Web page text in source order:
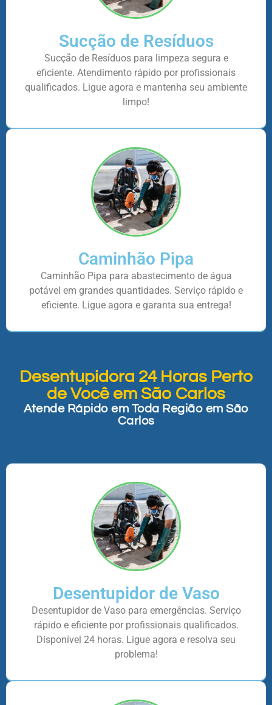
Sucção de Resíduos
Sucção de Resíduos para limpeza segura e
eficiente. Atendimento rápido por profissionais
qualificados. Ligue agora e mantenha seu ambiente
limpo!
Caminhão Pipa
Caminhão Pipa para abastecimento de água
potável em grandes quantidades. Serviço rápido e
eficiente. Ligue agora e garanta sua entrega!
Desentupidora 24 Horas Perto
de Você em São Carlos
Atende Rápido em Toda Região em São
Carlos
Desentupidor de Vaso
Desentupidor de Vaso para emergências. Serviço
rápido e eficiente por profissionais qualificados.
Disponível 24 horas. Ligue agora e resolva seu
problema!